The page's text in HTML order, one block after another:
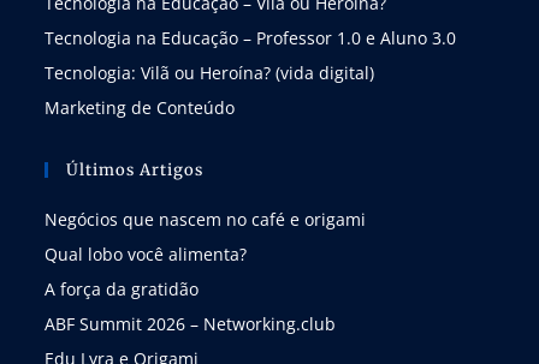
Tecnologia na Educação – Professor 1.0 e Aluno 3.0
Tecnologia: Vilã ou Heroína? (vida digital)
Marketing de Conteúdo
Últimos Artigos
Negócios que nascem no café e origami
Qual lobo você alimenta?
A força da gratidão
ABF Summit 2026 – Networking.club
Edu Lyra e Origami